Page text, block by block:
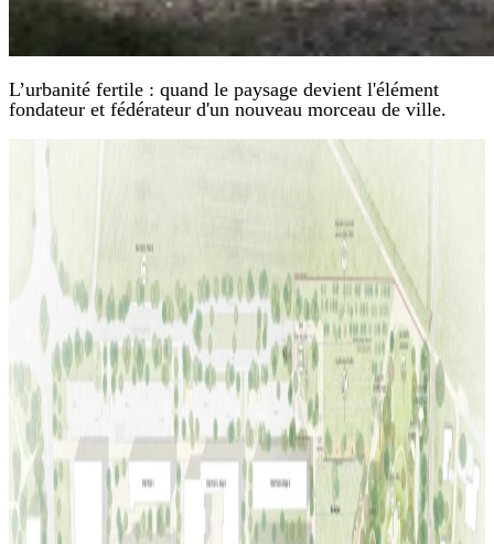
L’urbanité fertile : quand le paysage devient l'élément
fondateur et fédérateur d'un nouveau morceau de ville.